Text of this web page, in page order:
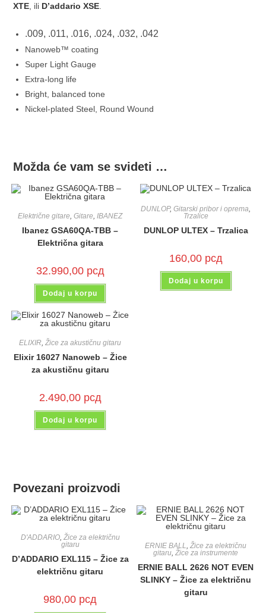
XTE , ili D’addario XSE
.009, .011, .016, .024, .032, .042
Nanoweb™ coating
Super Light Gauge
Extra-long life
Bright, balanced tone
Nickel-plated Steel, Round Wound
Možda će vam se svideti …
Električne gitare ,Gitare ,IBANEZ
Ibanez GSA60QA-TBB –
Električna gitara
32.990,00 рсд
Dodaj u korpu
DUNLOP,Gitarski pribor i oprema,
Trzalice
DUNLOP ULTEX – Trzalica
160,00 рсд
Dodaj u korpu
ELIXIR,Žice za akustičnu gitaru
Elixir 16027 Nanoweb – Žice
za akustičnu gitaru
2.490,00 рсд
Dodaj u korpu
Povezani proizvodi
D'ADDARIO, Žice za električnu
gitaru
D’ADDARIO EXL115 – Žice za
električnu gitaru
980,00 рсд
ERNIE BALL ,Žice za električnu
gitaru ,Žice za instrumente
ERNIE BALL 2626 NOT EVEN
SLINKY – Žice za električnu
gitaru